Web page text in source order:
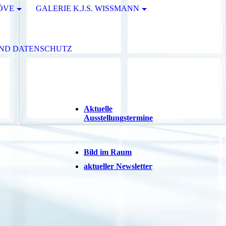
GALERIE K.J.S. WISSMANN
DATENSCHUTZ
Aktuelle
Ausstellungstermine
Bild im Raum
aktueller Newsletter